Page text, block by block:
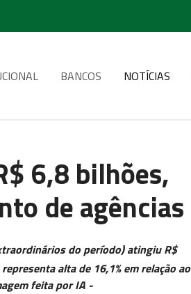
BANCOS NOTÍCIAS
6,8 bilhões,
de agências
do período) atingiu R$
alta de 16,1% em relação ao
feita por IA -